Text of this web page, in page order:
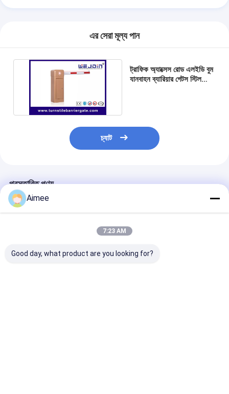
অ্যাক্সেস কন্ট্রোল টানস্টাইল গেট
তাড়নজাত ব্যারিয়ার গেইট
সম্পূর্ণ উচ্চতা টার্নস্টাইল
এর সেরা মূল্য পান
ট্রাফিক অ্যাক্সেস রোড এলইডি বুম
যানবাহন ব্যারিয়ার গেটস স্টিল
চ্যাট
প্রস্তাবিত পণ্য
Aimee
7:23 AM
Good day, what product are you looking for?